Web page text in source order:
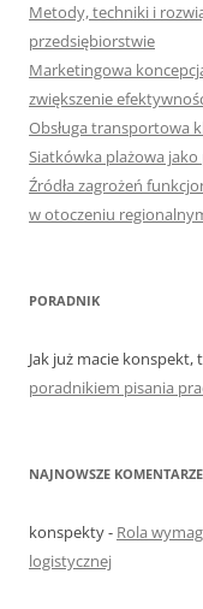
Metody, techniki i
przedsiębiorstwie
Marketingowa
zwiększenie
Obsługa transportowa
Siatkówka plażowa
Źródła zagrożeń
w otoczeniu
PORADNIK
Jak już macie konspekt,
poradnikiem pisania
NAJNOWSZE KOMENTARZE
konspekty- Rola
logistycznej